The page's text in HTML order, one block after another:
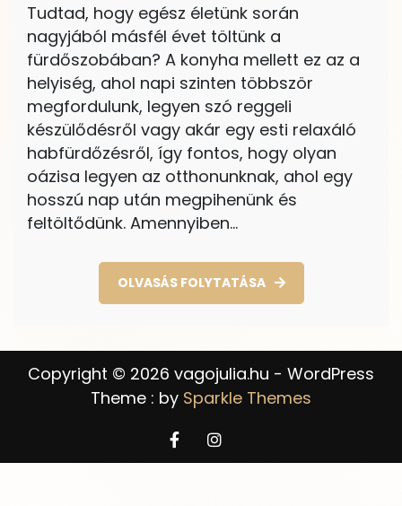
Tudtad, hogy egész életünk során
nagyjából másfél évet töltünk a
fürdőszobában? A konyha mellett ez az a
helyiség, ahol napi szinten többször
megfordulunk, legyen szó reggeli
készülődésről vagy akár egy esti relaxáló
habfürdőzésről, így fontos, hogy olyan
oázisa legyen az otthonunknak, ahol egy
hosszú nap után megpihenünk és
feltöltődünk. Amennyiben…
OLVASÁS FOLYTATÁSA
Copyright © 2026 vagojulia.hu - WordPress
Theme : by Sparkle Themes